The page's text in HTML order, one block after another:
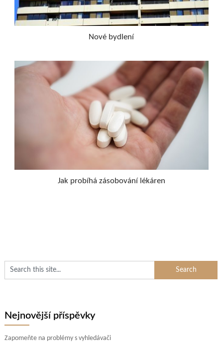
Nové bydlení
Jak probíhá zásobování lékáren
Nejnovější příspěvky
Zapomeňte na problémy s vyhledávači